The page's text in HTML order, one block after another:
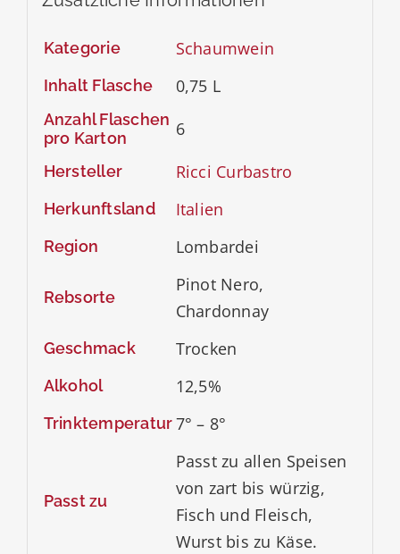
Kategorie Schaumwein
Inhalt Flasche 0,75 L
Anzahl Flaschen
pro Karton
6
Hersteller Ricci Curbastro
Herkunftsland Italien
Region Lombardei
Rebsorte
Pinot Nero,
Chardonnay
Geschmack Trocken
Alkohol 12,5%
Trinktemperatur7° – 8°
Passt zu
Passt zu allen Speisen
von zart bis würzig,
Fisch und Fleisch,
Wurst bis zu Käse.